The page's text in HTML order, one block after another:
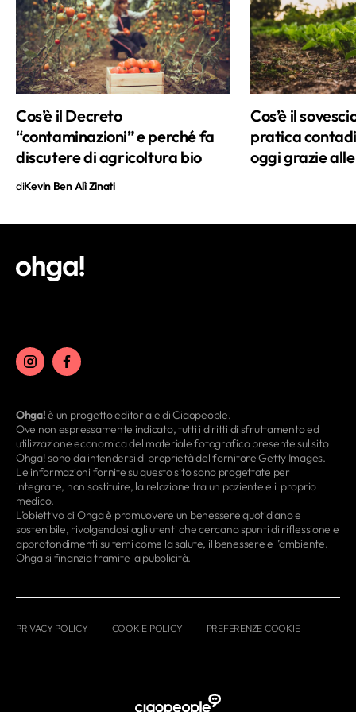
mi porta a spulciare tra le pagine di
scienza e a curiosare tra le novità al
cinema, a scartabellare dati e a leggere
pigne di libri. È un lavoro difficile ma
divertente e soprattutto lungo. Perché si
sa, in ognuno di noi c’è sempre una
nuova frontiera da scoprire.
Cos’è il Decreto
“contaminazioni” e perché fa
discutere di agricoltura bio
diKevin Ben Alì Zinati
Cos’è il
pratica
oggi grazie
Ohga!è un progetto editoriale di Ciaopeople.
Ove non espressamente indicato, tutti i diritti di sfruttamento ed
utilizzazione economica del materiale fotografico presente sul sito
Ohga! sono da intendersi di proprietà del fornitore Getty Images.
Le informazioni fornite su questo sito sono progettate per
integrare, non sostituire, la relazione tra un paziente e il proprio
medico.
L’obiettivo di Ohga è promuovere un benessere quotidiano e
sostenibile, rivolgendosi agli utenti che cercano spunti di riflessione e
approfondimenti su temi come la salute, il benessere e l’ambiente.
Ohga si finanzia tramite la pubblicità.
PRIVACY POLICY COOKIE POLICY PREFERENZE COOKIE